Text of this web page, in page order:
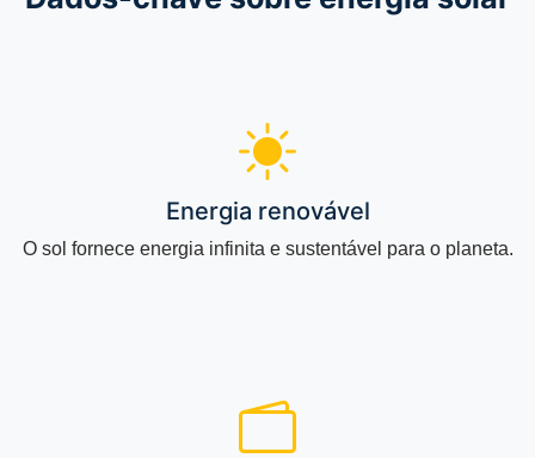
Energia renovável
O sol fornece energia infinita e sustentável para o planeta.